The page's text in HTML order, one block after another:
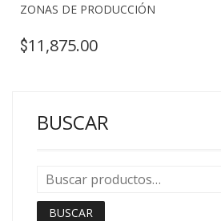
ZONAS DE PRODUCCIÓN
$11,875.00
BUSCAR
BUSCAR